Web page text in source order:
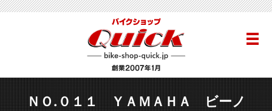
メ
ＮＯ.０１１ ＹＡＭＡＨＡ ビーノ